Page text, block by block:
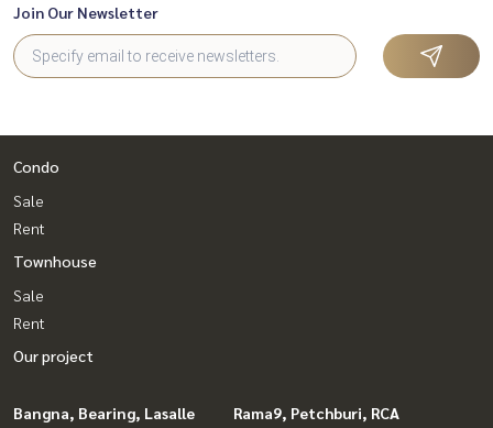
Join Our Newsletter
Condo
Sale
Rent
Townhouse
Sale
Rent
Our project
Bangna, Bearing, Lasalle
Rama9, Petchburi, RCA